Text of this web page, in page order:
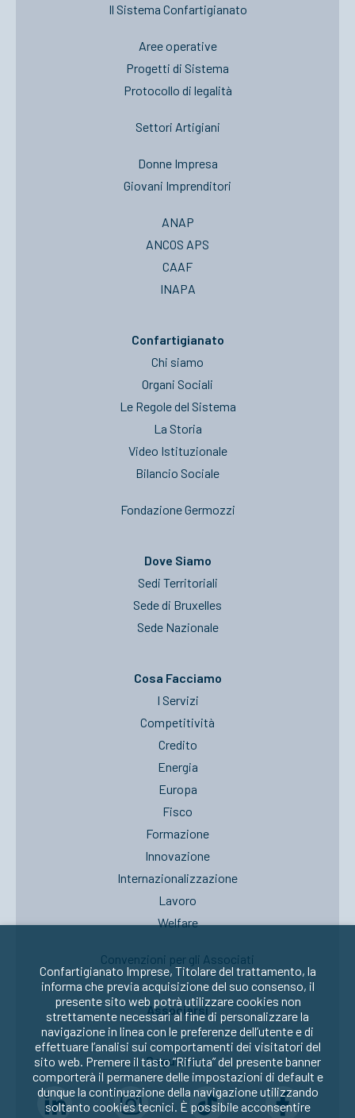
Il Sistema Confartigianato
Aree operative
Progetti di Sistema
Protocollo di legalità
Settori Artigiani
Donne Impresa
Giovani Imprenditori
ANAP
ANCOS APS
CAAF
INAPA
Confartigianato
Chi siamo
Organi Sociali
Le Regole del Sistema
La Storia
Video Istituzionale
Bilancio Sociale
Fondazione Germozzi
Dove Siamo
Sedi Territoriali
Sede di Bruxelles
Sede Nazionale
Cosa Facciamo
I Servizi
Competitività
Credito
Energia
Europa
Fisco
Formazione
Innovazione
Internazionalizzazione
Lavoro
Welfare
Convenzioni per gli Associati
Associarsi
Seguici su:
Confartigianato Imprese, Titolare del trattamento, la
informa che previa acquisizione del suo consenso, il
presente sito web potrà utilizzare cookies non
strettamente necessari al fine di personalizzare la
navigazione in linea con le preferenze dell’utente e di
effettuare l’analisi sui comportamenti dei visitatori del
sito web. Premere il tasto “Rifiuta” del presente banner
comporterà il permanere delle impostazioni di default e
dunque la continuazione della navigazione utilizzando
soltanto cookies tecnici. È possibile acconsentire